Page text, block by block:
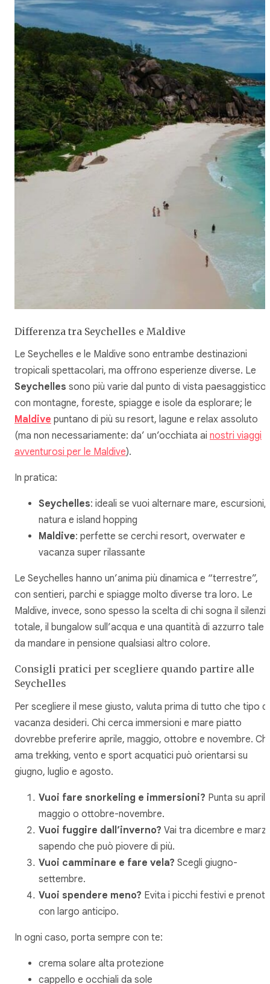
Differenza tra Seychelles e Maldive
Le Seychelles e le Maldive sono entrambe destinazioni
tropicali spettacolari, ma offrono esperienze diverse. Le
Seychelles sono più varie dal punto di vista paesaggistico,
con montagne, foreste, spiagge e isole da esplorare; le
Maldive puntano di più su resort, lagune e relax assoluto
(ma non necessariamente: da’ un’occhiata ai nostri viaggi
avventurosi per le Maldive).
In pratica:
Seychelles: ideali se vuoi alternare mare, escursioni,
natura e island hopping
Maldive: perfette se cerchi resort, overwater e
vacanza super rilassante
Le Seychelles hanno un’anima più dinamica e “terrestre”,
con sentieri, parchi e spiagge molto diverse tra loro. Le
Maldive, invece, sono spesso la scelta di chi sogna il
totale, il bungalow sull’acqua e una quantità di azzurro tale
da mandare in pensione qualsiasi altro colore.
Consigli pratici per scegliere quando partire alle
Seychelles
Per scegliere il mese giusto, valuta prima di tutto che tipo di
vacanza desideri. Chi cerca immersioni e mare piatto
dovrebbe preferire aprile, maggio, ottobre e novembre. Chi
ama trekking, vento e sport acquatici può orientarsi su
giugno, luglio e agosto.
Vuoi fare snorkeling e immersioni? Punta su
maggio o ottobre-novembre.
Vuoi fuggire dall’inverno? Vai tra dicembre e
sapendo che può piovere di più.
Vuoi camminare e fare vela? Scegli giugno-
settembre.
Vuoi spendere meno? Evita i picchi festivi e prenota
con largo anticipo.
In ogni caso, porta sempre con te:
crema solare alta protezione
cappello e occhiali da sole